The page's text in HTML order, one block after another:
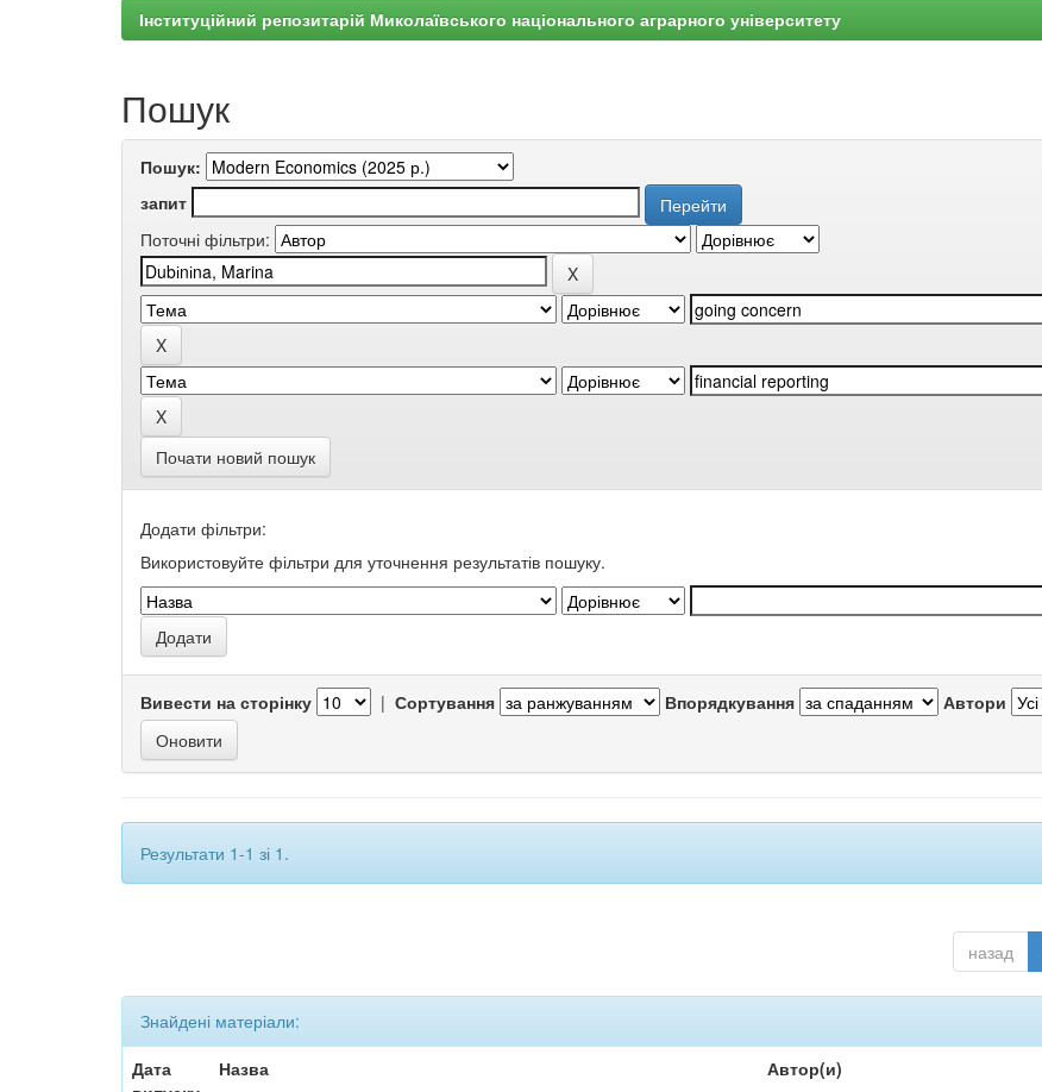
Інституційний репозитарій Миколаївського національного аграрного університету
Пошук
Пошук:
запит
Поточні фільтри:
Почати новий пошук
Додати фільтри:
Використовуйте фільтри для уточнення результатів пошуку.
Вивести на сторінку | Сортування Впорядкування Автори
Результати 1-1 зі 1.
назад
Знайдені матеріали:
Дата
Назва Автор(и)